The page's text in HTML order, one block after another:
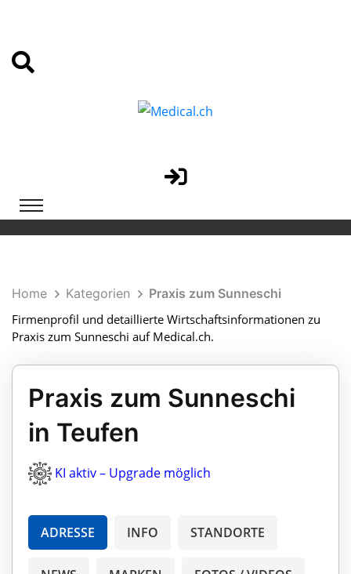
Home Kategorien
Praxis zum Sunneschi
Firmenprofil und detaillierte Wirtschaftsinformationen zu
Praxis zum Sunneschi auf Medical.ch.
Praxis zum Sunneschi
in Teufen
KI aktiv – Upgrade möglich
ADRESSE INFO STANDORTE